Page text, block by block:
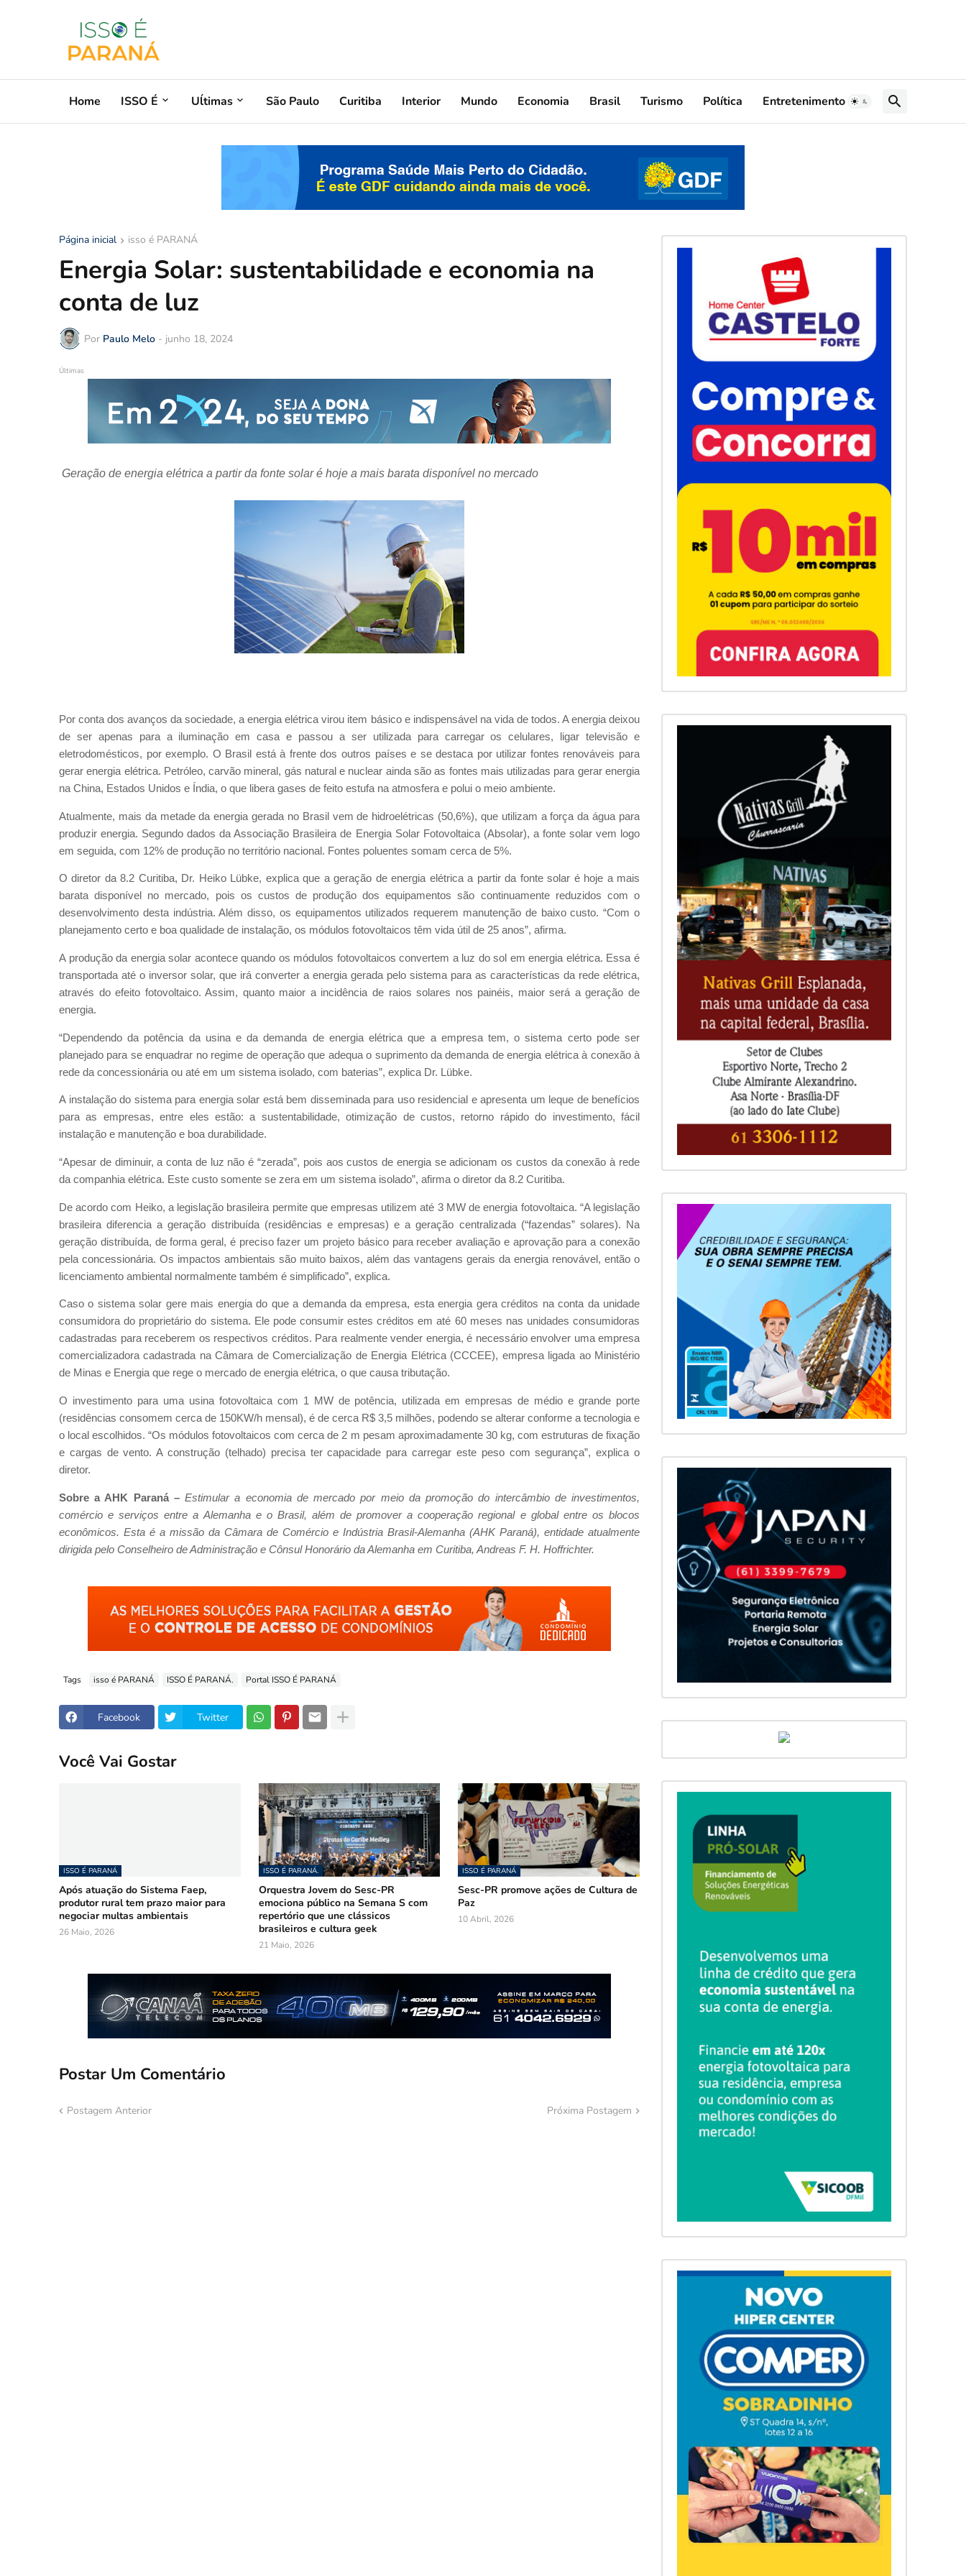
Home ISSO É Uĺtimas São Paulo Curitiba Interior Mundo Economia Brasil Turismo Política Entretenimento
Página inicial isso é PARANÁ
Energia Solar: sustentabilidade e economia na
conta de luz
Por Paulo Melo - junho 18, 2024
Últimas
Geração de energia elétrica a partir da fonte solar é hoje a mais barata disponível no mercado
Por conta dos avanços da sociedade, a energia elétrica virou item básico e indispensável na vida de todos. A energia deixou
de ser apenas para a iluminação em casa e passou a ser utilizada para carregar os celulares, ligar televisão e
eletrodomésticos, por exemplo. O Brasil está à frente dos outros países e se destaca por utilizar fontes renováveis para
gerar energia elétrica. Petróleo, carvão mineral, gás natural e nuclear ainda são as fontes mais utilizadas para gerar energia
na China, Estados Unidos e Índia, o que libera gases de feito estufa na atmosfera e polui o meio ambiente.
Atualmente, mais da metade da energia gerada no Brasil vem de hidroelétricas (50,6%), que utilizam a força da água para
produzir energia. Segundo dados da Associação Brasileira de Energia Solar Fotovoltaica (Absolar), a fonte solar vem logo
em seguida, com 12% de produção no território nacional. Fontes poluentes somam cerca de 5%.
O diretor da 8.2 Curitiba, Dr. Heiko Lübke, explica que a geração de energia elétrica a partir da fonte solar é hoje a mais
barata disponível no mercado, pois os custos de produção dos equipamentos são continuamente reduzidos com o
desenvolvimento desta indústria. Além disso, os equipamentos utilizados requerem manutenção de baixo custo. “Com o
planejamento certo e boa qualidade de instalação, os módulos fotovoltaicos têm vida útil de 25 anos”, afirma.
A produção da energia solar acontece quando os módulos fotovoltaicos convertem a luz do sol em energia elétrica. Essa é
transportada até o inversor solar, que irá converter a energia gerada pelo sistema para as características da rede elétrica,
através do efeito fotovoltaico. Assim, quanto maior a incidência de raios solares nos painéis, maior será a geração de
energia.
“Dependendo da potência da usina e da demanda de energia elétrica que a empresa tem, o sistema certo pode ser
planejado para se enquadrar no regime de operação que adequa o suprimento da demanda de energia elétrica à conexão à
rede da concessionária ou até em um sistema isolado, com baterias”, explica Dr. Lübke.
A instalação do sistema para energia solar está bem disseminada para uso residencial e apresenta um leque de benefícios
para as empresas, entre eles estão: a sustentabilidade, otimização de custos, retorno rápido do investimento, fácil
instalação e manutenção e boa durabilidade.
“Apesar de diminuir, a conta de luz não é “zerada”, pois aos custos de energia se adicionam os custos da conexão à rede
da companhia elétrica. Este custo somente se zera em um sistema isolado”, afirma o diretor da 8.2 Curitiba.
De acordo com Heiko, a legislação brasileira permite que empresas utilizem até 3 MW de energia fotovoltaica. “A legislação
brasileira diferencia a geração distribuída (residências e empresas) e a geração centralizada (“fazendas” solares). Na
geração distribuída, de forma geral, é preciso fazer um projeto básico para receber avaliação e aprovação para a conexão
pela concessionária. Os impactos ambientais são muito baixos, além das vantagens gerais da energia renovável, então o
licenciamento ambiental normalmente também é simplificado”, explica.
Caso o sistema solar gere mais energia do que a demanda da empresa, esta energia gera créditos na conta da unidade
consumidora do proprietário do sistema. Ele pode consumir estes créditos em até 60 meses nas unidades consumidoras
cadastradas para receberem os respectivos créditos. Para realmente vender energia, é necessário envolver uma empresa
comercializadora cadastrada na Câmara de Comercialização de Energia Elétrica (CCCEE), empresa ligada ao Ministério
de Minas e Energia que rege o mercado de energia elétrica, o que causa tributação.
O investimento para uma usina fotovoltaica com 1 MW de potência, utilizada em empresas de médio e grande porte
(residências consomem cerca de 150KW/h mensal), é de cerca R$ 3,5 milhões, podendo se alterar conforme a tecnologia e
o local escolhidos. “Os módulos fotovoltaicos com cerca de 2 m pesam aproximadamente 30 kg, com estruturas de fixação
e cargas de vento. A construção (telhado) precisa ter capacidade para carregar este peso com segurança”, explica o
diretor.
Sobre a AHK Paraná – Estimular a economia de mercado por meio da promoção do intercâmbio de investimentos,
comércio e serviços entre a Alemanha e o Brasil, além de promover a cooperação regional e global entre os blocos
econômicos. Esta é a missão da Câmara de Comércio e Indústria Brasil-Alemanha (AHK Paraná), entidade atualmente
dirigida pelo Conselheiro de Administração e Cônsul Honorário da Alemanha em Curitiba, Andreas F. H. Hoffrichter.
Tags isso é PARANÁ ISSO É PARANÁ. Portal ISSO É PARANÁ
Facebook Twitter
Você Vai Gostar
ISSO É PARANÁ
Após atuação do Sistema Faep,
produtor rural tem prazo maior para
negociar multas ambientais
26 Maio, 2026
ISSO É PARANÁ.
Orquestra Jovem do Sesc-PR
emociona público na Semana S com
repertório que une clássicos
brasileiros e cultura geek
21 Maio, 2026
ISSO É PARANÁ
Sesc-PR promove ações de Cultura de
Paz
10 Abril, 2026
Postar Um Comentário
Postagem Anterior Próxima Postagem